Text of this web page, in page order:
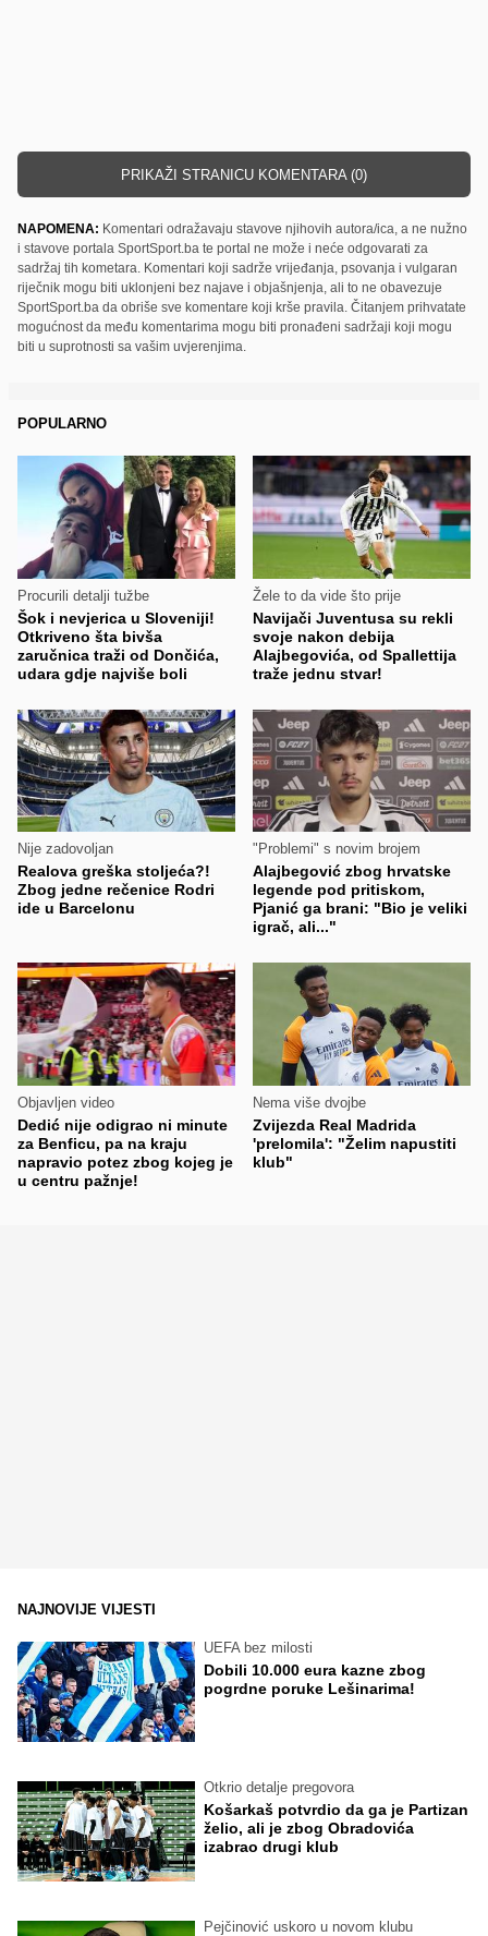
PRIKAŽI STRANICU KOMENTARA (0)
NAPOMENA: Komentari odražavaju stavove njihovih autora/ica, a ne nužno
i stavove portala SportSport.ba te portal ne može i neće odgovarati za
sadržaj tih kometara. Komentari koji sadrže vrijeđanja, psovanja i vulgaran
riječnik mogu biti uklonjeni bez najave i objašnjenja, ali to ne obavezuje
SportSport.ba da obriše sve komentare koji krše pravila. Čitanjem prihvatate
mogućnost da među komentarima mogu biti pronađeni sadržaji koji mogu
biti u suprotnosti sa vašim uvjerenjima.
POPULARNO
Procurili detalji tužbe
Šok i nevjerica u Sloveniji!
Otkriveno šta bivša
zaručnica traži od Dončića,
udara gdje najviše boli
Žele to da vide što prije
Navijači Juventusa su rekli
svoje nakon debija
Alajbegovića, od Spallettija
traže jednu stvar!
Nije zadovoljan
Realova greška stoljeća?!
Zbog jedne rečenice Rodri
ide u Barcelonu
"Problemi" s novim brojem
Alajbegović zbog hrvatske
legende pod pritiskom,
Pjanić ga brani: "Bio je veliki
igrač, ali..."
Objavljen video
Dedić nije odigrao ni minute
za Benficu, pa na kraju
napravio potez zbog kojeg je
u centru pažnje!
Nema više dvojbe
Zvijezda Real Madrida
'prelomila': "Želim napustiti
klub"
NAJNOVIJE VIJESTI
UEFA bez milosti
Dobili 10.000 eura kazne zbog
pogrdne poruke Lešinarima!
Otkrio detalje pregovora
Košarkaš potvrdio da ga je Partizan
želio, ali je zbog Obradovića
izabrao drugi klub
Pejčinović uskoro u novom klubu